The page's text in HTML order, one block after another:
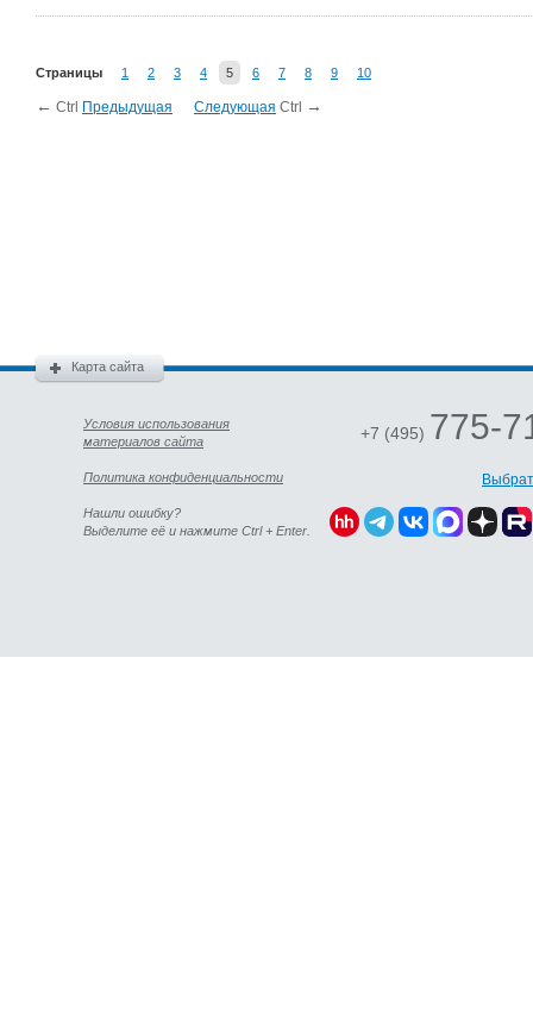
Страницы 1 2 3 4 5 6 7 8 9 10
← Ctrl Предыдущая Следующая Ctrl →
Карта сайта
Условия использования
материалов сайта
Политика конфиденциальности
Нашли ошибку?
Выделите её и нажмите Ctrl + Enter.
+7 (495) 775-